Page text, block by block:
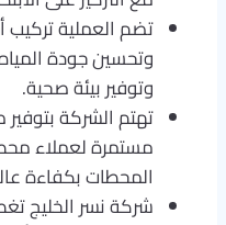
تضم العملية تركيب
وتحسين جودة
وتوفير بيئة صحية.
تهتم الشركة
مستمرة لعملاء
المحطات بكفاءة
شركة نسر الخليج